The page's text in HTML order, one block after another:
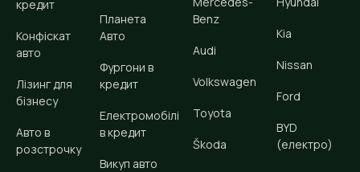
кредит
Конфіскат
авто
Лізинг для
бізнесу
Авто в
розстрочку
Планета
Авто
Фургони в
кредит
Електромобілі
в кредит
Викуп авто
Benz
Audi
Volkswagen
Toyota
Škoda
Kia
Nissan
Ford
BYD
(електро)